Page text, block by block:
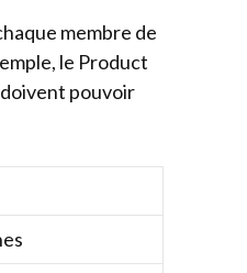
membre de
le Product
pouvoir